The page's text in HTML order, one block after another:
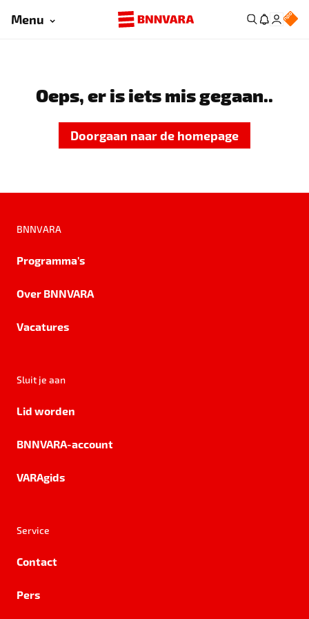
Menu
Oeps, er is iets mis gegaan..
Doorgaan naar de homepage
BNNVARA
Programma's
Over BNNVARA
Vacatures
Sluit je aan
Lid worden
BNNVARA-account
VARAgids
Service
Contact
Pers